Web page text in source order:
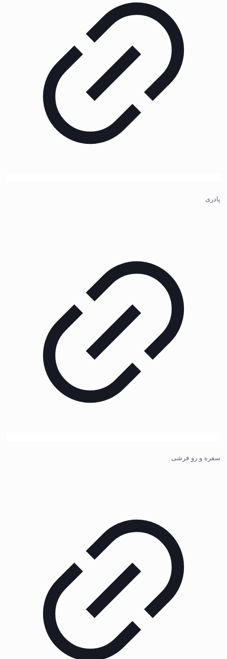
پادری
سفره و رو فرشی